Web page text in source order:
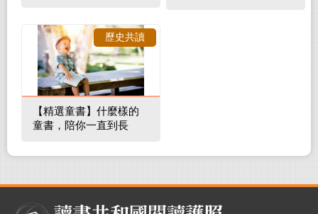
【精選童書】什麼樣的
童書，陪你一直到長
歷史共讀